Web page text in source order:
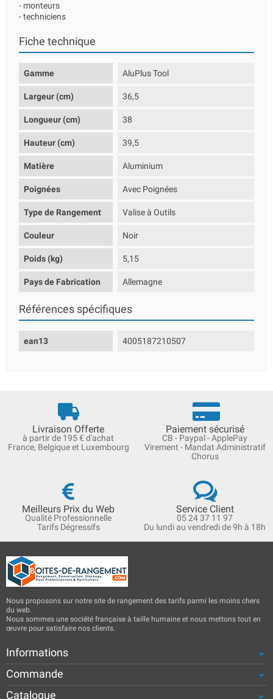
- monteurs
- techniciens
Fiche technique
Gamme AluPlus Tool
Largeur (cm) 36,5
Longueur (cm) 38
Hauteur (cm) 39,5
Matière Aluminium
Poignées Avec Poignées
Type de Rangement Valise à Outils
Couleur Noir
Poids (kg) 5,15
Pays de Fabrication Allemagne
Références spécifiques
ean13 4005187210507
Livraison Offerte
à partir de 195 € d'achat
France, Belgique et Luxembourg
Paiement sécurisé
CB - Paypal - ApplePay
Virement - Mandat Administratif
Chorus
Meilleurs Prix du Web
Qualité Professionnelle
Tarifs Dégressifs
Service Client
05 24 37 11 97
Du lundi au vendredi de 9h à 18h
Nous proposons sur notre site de rangement des tarifs parmi les moins chers
du web.
Nous sommes une société française à taille humaine et nous mettons tout en
œuvre pour satisfaire nos clients.
Informations
Commande
Catalogue